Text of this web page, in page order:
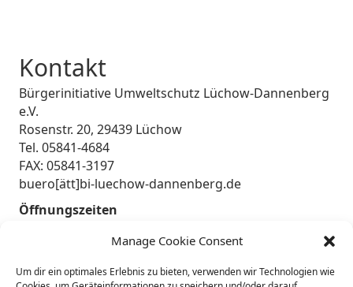
Manage Cookie Consent
Um dir ein optimales Erlebnis zu bieten, verwenden wir Technologien wie
Kontakt
Bürgerinitiative Umweltschutz Lüchow-Dannenberg
e.V.
Rosenstr. 20, 29439 Lüchow
Tel. 05841-4684
FAX: 05841-3197
buero[ätt]bi-luechow-dannenberg.de
Öffnungszeiten
Montag-Mittwoch 10.00h - 15.00h
Donnerstag 12.00-18.00h
Freitag & Samstag geschlossen